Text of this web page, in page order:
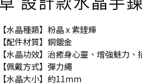
【水晶種類】粉晶 x 紫鋰輝
【配件材質】銅鍍金
【水晶功效】治癒身心靈、增強魅力、
【佩戴方式】彈力繩
【水晶大小】約11mm